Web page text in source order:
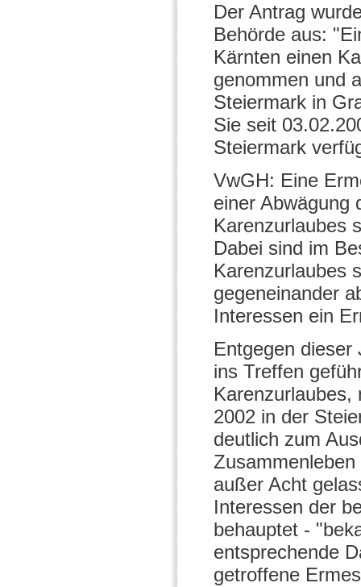
Der Antrag
Behörde aus:
Kärnten einen
genommen und
Steiermark in
Sie seit
Steiermark
VwGH: Eine
einer Abwägung
Karenzurlaubes
Dabei sind im
Karenzurlaubes
gegeneinander
Interessen ein
Entgegen
ins Treffen
2002 in der
deutlich zum
außer Acht
Interessen der
behauptet -
entsprechende
getroffene